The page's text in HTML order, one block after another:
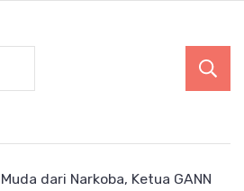
dari Narkoba, Ketua GANN